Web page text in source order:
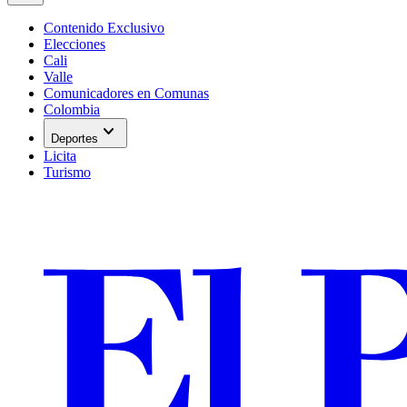
Contenido Exclusivo
Elecciones
Cali
Valle
Comunicadores en Comunas
Colombia
Deportes expand_more
Licita
Turismo